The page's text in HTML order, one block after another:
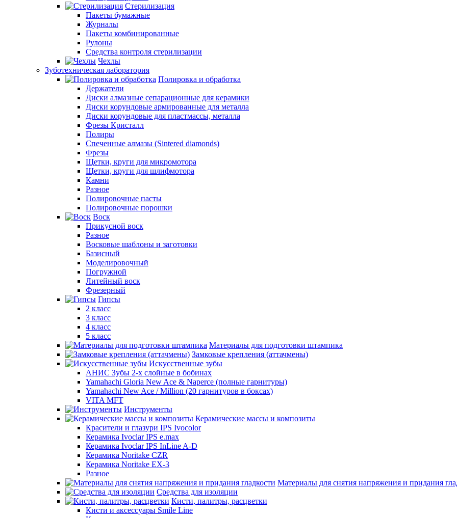
Стерилизация
Пакеты бумажные
Журналы
Пакеты комбинированные
Рулоны
Средства контроля стерилизации
Чехлы
Зуботехническая лаборатория
Полировка и обработка
Держатели
Диски алмазные сепарационные для керамики
Диски корундовые армированные для металла
Диски корундовые для пластмассы, металла
Фрезы Кристалл
Полиры
Спеченные алмазы (Sintered diamonds)
Фрезы
Щетки, круги для микромотора
Щетки, круги для шлифмотора
Камни
Разное
Полировочные пасты
Полировочные порошки
Воск
Прикусной воск
Разное
Восковые шаблоны и заготовки
Базисный
Моделировочный
Погружной
Литейный воск
Фрезерный
Гипсы
2 класс
3 класс
4 класс
5 класс
Материалы для подготовки штампика
Замковые крепления (аттачмены)
Искусственные зубы
АНИС Зубы 2-х слойные в бобинах
Yamahachi Gloria New Ace & Naperce (полные гарнитуры)
Yamahachi New Ace / Million (20 гарнитуров в боксах)
VITA MFT
Инструменты
Керамические массы и композиты
Красители и глазури IPS Ivocolor
Керамика Ivoclar IPS e.max
Керамика Ivoclar IPS InLine A-D
Керамика Noritake CZR
Керамика Noritake EX-3
Разное
Материалы для снятия напряжения и придания
Средства для изоляции
Кисти, палитры, расцветки
Кисти и аксессуары Smile Line